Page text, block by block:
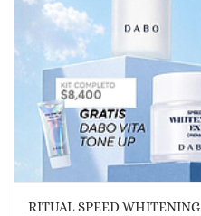
RITUAL SPEED WHITENING